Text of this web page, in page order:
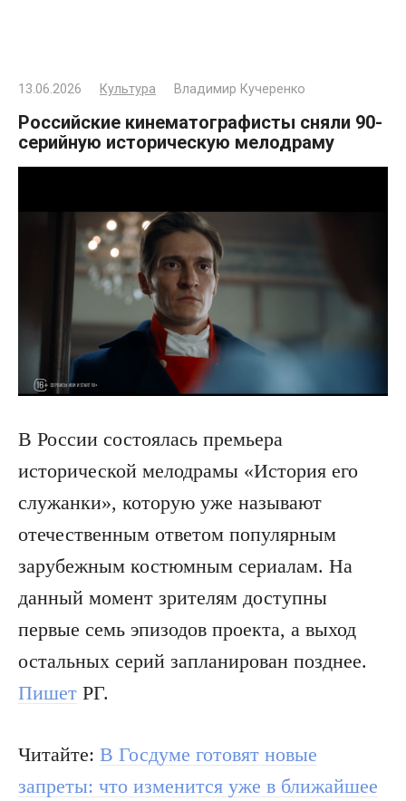
13.06.2026 Культура Владимир Кучеренко
Российские кинематографисты сняли 90-
серийную историческую мелодраму
В России состоялась премьера
исторической мелодрамы «История его
служанки», которую уже называют
отечественным ответом популярным
зарубежным костюмным сериалам. На
данный момент зрителям доступны
первые семь эпизодов проекта, а выход
остальных серий запланирован позднее.
Пишет РГ.
Читайте: В Госдуме готовят новые
запреты: что изменится уже в ближайшее